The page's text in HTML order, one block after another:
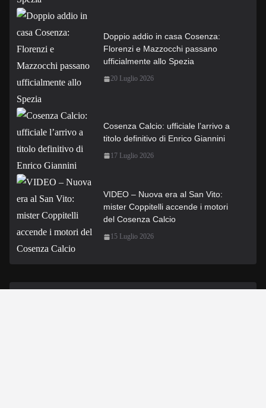
Doppio addio in casa Cosenza:
Florenzi e Mazzocchi passano
ufficialmente allo Spezia
20 Luglio 2026
Cosenza Calcio: ufficiale l’arrivo a
titolo definitivo di Enrico Giannini
17 Luglio 2026
VIDEO – Nuova era al San Vito:
mister Coppitelli accende i motori
del Cosenza Calcio
15 Luglio 2026